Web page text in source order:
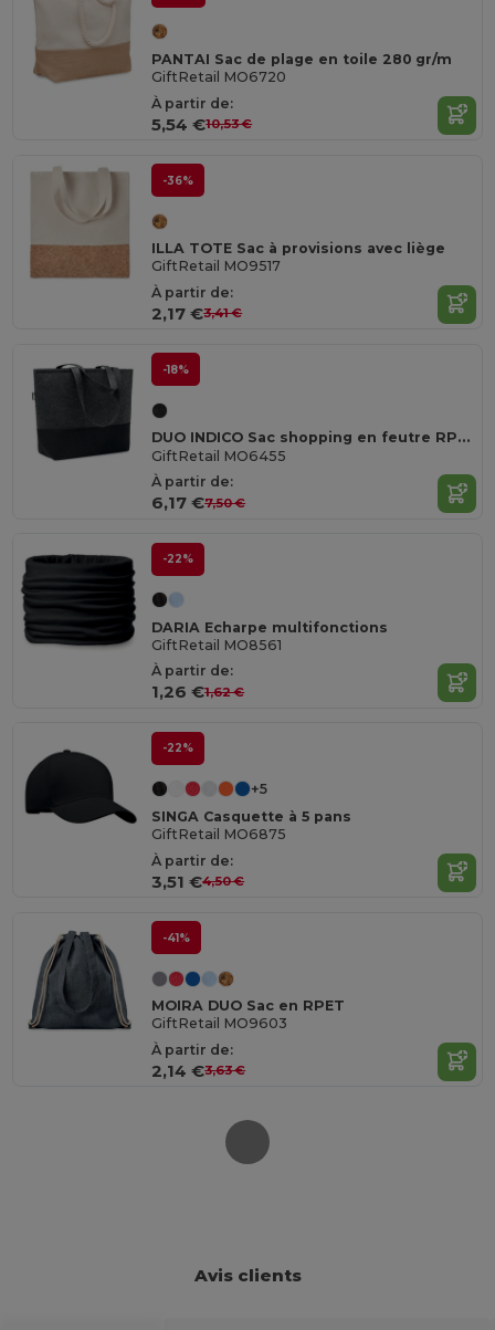
PANTAI Sac de plage en toile 280 gr/m
GiftRetail MO6720
À partir de:
5,54 €10,53 €
-36%
ILLA TOTE Sac à provisions avec liège
GiftRetail MO9517
À partir de:
2,17 €3,41 €
-18%
DUO INDICO Sac shopping en feutre RPET
GiftRetail MO6455
À partir de:
6,17 €7,50 €
-22%
DARIA Echarpe multifonctions
GiftRetail MO8561
À partir de:
1,26 €1,62 €
-22%
+5
SINGA Casquette à 5 pans
GiftRetail MO6875
À partir de:
3,51 €4,50 €
-41%
MOIRA DUO Sac en RPET
GiftRetail MO9603
À partir de:
2,14 €3,63 €
Avis clients